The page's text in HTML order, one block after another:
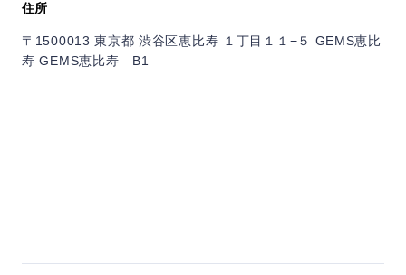
住所
〒1500013 東京都 渋谷区恵比寿 １丁目１１−５ GEMS恵比
寿 GEMS恵比寿 B1